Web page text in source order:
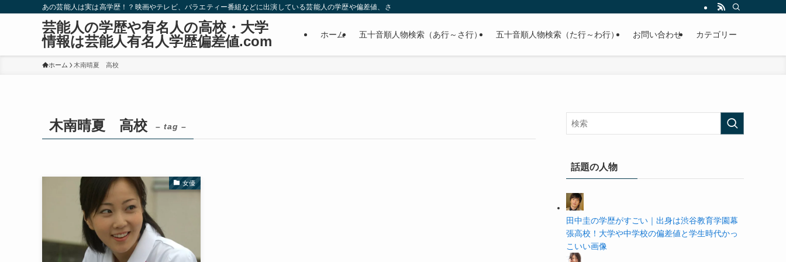
あの芸能人は実は高学歴！？映画やテレビ、バラエティー番組などに出演している芸能人の学歴や偏差値、さらに政治家やスポーツ選手などの有名人の学歴や高校・大学の偏差値まで紹介していきます。
芸能人の学歴や有名人の高校・大学
情報は芸能人有名人学歴偏差値.com
ホーム 五十音順人物検索（あ行～さ行） 五十音順人物検索（た行～わ行） お問い合わせ カテゴリー
ホーム 木南晴夏 高校
木南晴夏 高校 – tag –
女優
話題の人物
田中圭の学歴がすごい｜出身は渋谷教育学園幕
張高校！大学や中学校の偏差値と学生時代かっ
こいい画像